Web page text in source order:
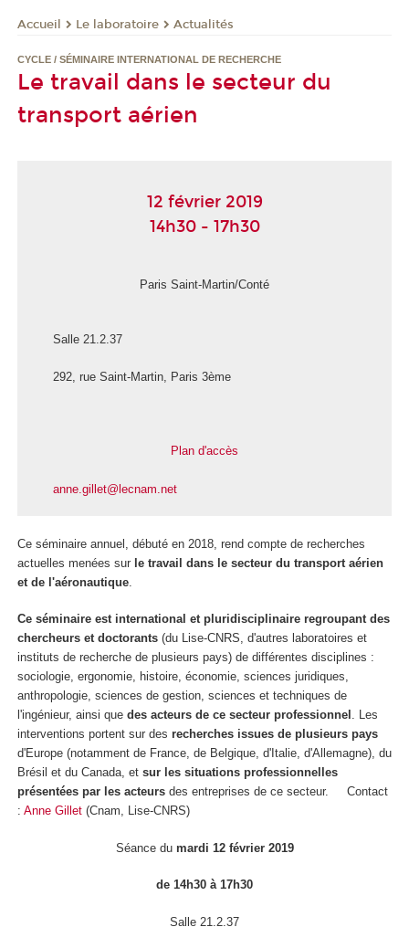
Accueil Le laboratoire Actualités
CYCLE / SÉMINAIRE INTERNATIONAL DE RECHERCHE
Le travail dans le secteur du
transport aérien
12 février 2019
14h30 - 17h30
Paris Saint-Martin/Conté
Salle 21.2.37
292, rue Saint-Martin, Paris 3ème
Plan d'accès
anne.gillet@lecnam.net
Ce séminaire annuel, débuté en 2018, rend compte de recherches
actuelles menées sur le travail dans le secteur du transport aérien
et de l'aéronautique
Ce séminaire est international et pluridisciplinaire regroupant des
chercheurs et doctorants (du Lise-CNRS, d'autres laboratoires et
instituts de recherche de plusieurs pays) de différentes disciplines :
sociologie, ergonomie, histoire, économie, sciences juridiques,
anthropologie, sciences de gestion, sciences et techniques de
l'ingénieur, ainsi que des acteurs de ce secteur professionnel . Les
interventions portent sur des recherches issues de plusieurs pays
d'Europe (notamment de France, de Belgique, d'Italie, d'Allemagne), du
Brésil et du Canada, et sur les situations professionnelles
présentées par les acteurs des entreprises de ce secteur. Contact
: Anne Gillet (Cnam, Lise-CNRS)
Séance dumardi 12 février 2019
de 14h30 à 17h30
Salle 21.2.37